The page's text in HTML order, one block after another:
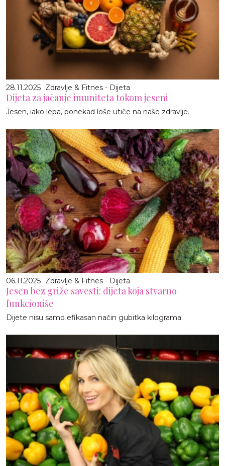
28.11.2025 Zdravlje & Fitnes - Dijeta
Dijeta za jačanje imuniteta tokom jeseni
Jesen, iako lepa, ponekad loše utiče na naše zdravlje.
06.11.2025 Zdravlje & Fitnes - Dijeta
Jesen bez griže savesti: dijeta koja stvarno
funkcioniše
Dijete nisu samo efikasan način gubitka kilograma.